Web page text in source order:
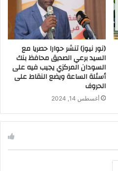
(نور نيوز) تنشر حوارا حصريا مع
السيد برعي الصديق محافظ بنك
السودان المركزي يجيب فيه على
أسئلة الساعة ويضع النقاط على
الحروف
أغسطس 14, 2024